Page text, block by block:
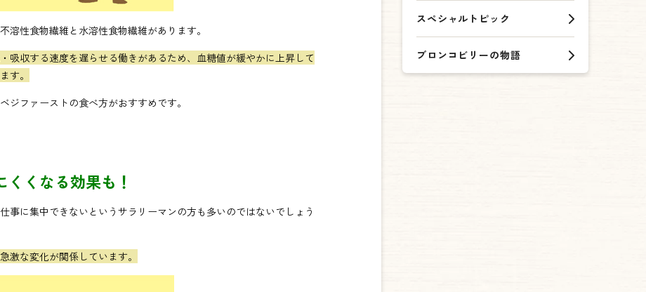
溶性食物繊維と水溶性食物繊維があります。
吸収する速度を遅らせる働きがあるため、血糖値が緩やかに上昇して
す。
ジファーストの食べ方がおすすめです。
くなる効果も！
事に集中できないというサラリーマンの方も多いのではないでしょう
激な変化が関係しています。
スペシャルトピック
ブロンコビリーの物語